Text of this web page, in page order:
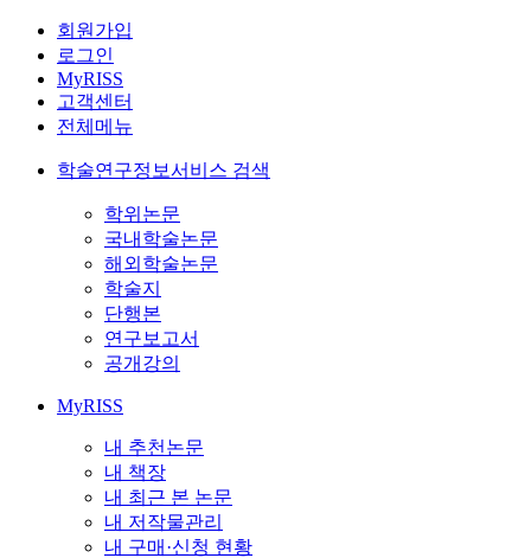
회원가입
로그인
MyRISS
고객센터
전체메뉴
학술연구정보서비스 검색
학위논문
국내학술논문
해외학술논문
학술지
단행본
연구보고서
공개강의
MyRISS
내 추천논문
내 책장
내 최근 본 논문
내 저작물관리
내 구매·신청 현황